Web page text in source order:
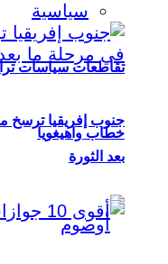
تقاطعات سياسات
خطاب واهيغويا
سياسية
جنوب إفريقيا ترسخ
بعد الثورة